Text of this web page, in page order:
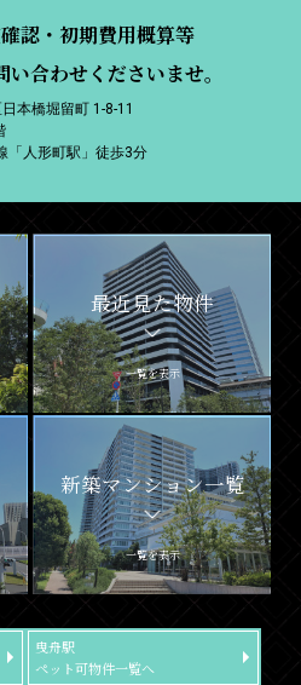
認・初期費用概算等
合わせくださいませ。
本橋堀留町 1-8-11
「人形町駅」徒歩3分
最近見た物件
一覧を表示
新築マンション一覧
一覧を表示
曳舟駅
ペット可物件一覧へ